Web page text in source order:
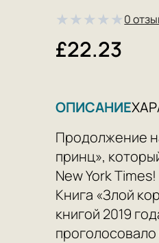
★★★★★0
£22.23
ОПИСАНИЕ
Продолжение
принц»,
New York Times!
Книга «Злой
книгой 2019